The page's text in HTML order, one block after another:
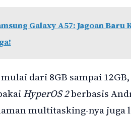
Galaxy A57: Jagoan
dari 8GB sampai
HyperOS 2berbasis
multitasking-nya